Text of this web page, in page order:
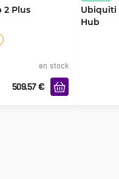
2 Plus
en stock
509.57 €
Ubiquiti
Hub